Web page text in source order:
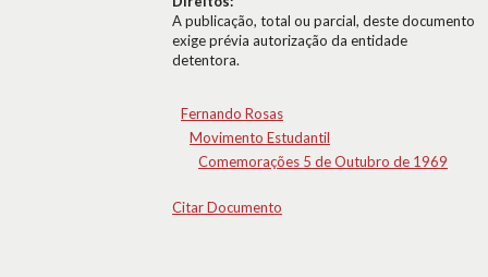
A publicação, total ou parcial, deste documento
exige prévia autorização da entidade
detentora.
Fernando Rosas
Movimento Estudantil
Comemorações 5 de Outubro de 1969
Citar Documento